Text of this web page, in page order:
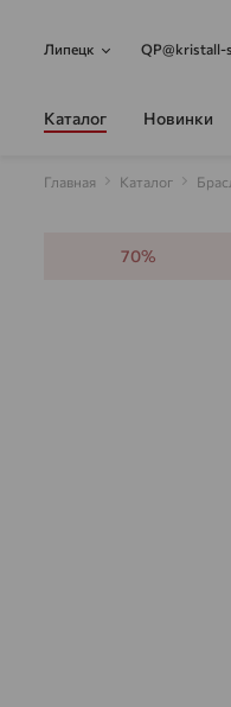
Липецк QP@kristall-
Каталог Новинки
Главная Каталог
70%